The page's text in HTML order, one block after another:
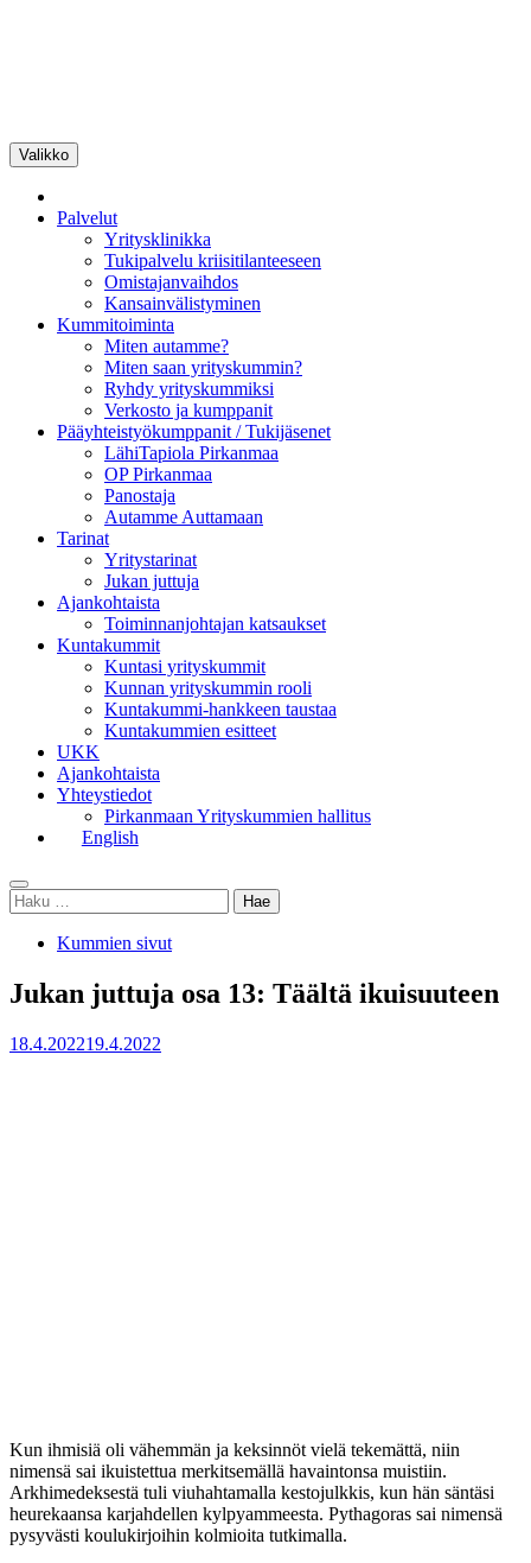
Valikko
Yrityskummit
Palvelut
Yritysklinikka
Tukipalvelu kriisitilanteeseen
Omistajanvaihdos
Kansainvälistyminen
Kummitoiminta
Miten autamme?
Miten saan yrityskummin?
Ryhdy yrityskummiksi
Verkosto ja kumppanit
Pääyhteistyökumppanit / Tukijäsenet
LähiTapiola Pirkanmaa
OP Pirkanmaa
Panostaja
Autamme Auttamaan
Tarinat
Yritystarinat
Jukan juttuja
Ajankohtaista
Toiminnanjohtajan katsaukset
Kuntakummit
Kuntasi yrityskummit
Kunnan yrityskummin rooli
Kuntakummi-hankkeen taustaa
Kuntakummien esitteet
UKK
Ajankohtaista
Yhteystiedot
Pirkanmaan Yrityskummien hallitus
English
Toggle
search
Haku:
Kummien sivut
Jukan juttuja osa 13: Täältä ikuisuuteen
Julkaistu
18.4.202219.4.2022
Kun ihmisiä oli vähemmän ja keksinnöt vielä tekemättä, niin
nimensä sai ikuistettua merkitsemällä havaintonsa muistiin.
Arkhimedeksestä tuli viuhahtamalla kestojulkkis, kun hän säntäsi
heurekaansa karjahdellen kylpyammeesta. Pythagoras sai nimensä
pysyvästi koulukirjoihin kolmioita tutkimalla.